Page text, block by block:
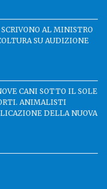
AL MINISTRO
SU AUDIZIONE
CANI SOTTO IL SOLE
ANIMALISTI
DELLA NUOVA